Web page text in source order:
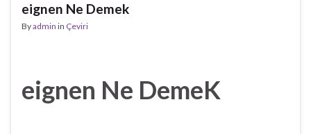
eignen Ne Demek
Byadmin in Çeviri
eignen Ne DemeK